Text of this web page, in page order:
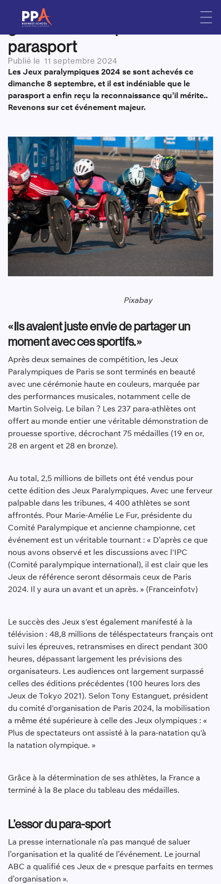
Jeux Paralympiques 2024 :
grande ferveur pour le
parasport
Publié le 11 septembre 2024
Les Jeux paralympiques 2024 se sont achevés ce
dimanche 8 septembre, et il est indéniable que le
parasport a enfin reçu la reconnaissance qu’il mérite..
Revenons sur cet événement majeur.
Pixabay
« Ils avaient juste envie de partager un
moment avec ces sportifs. »
Après deux semaines de compétition, les Jeux
Paralympiques de Paris se sont terminés en beauté
avec une cérémonie haute en couleurs, marquée par
des performances musicales, notamment celle de
Martin Solveig. Le bilan ? Les 237 para-athlètes ont
offert au monde entier une véritable démonstration de
prouesse sportive, décrochant 75 médailles (19 en or,
28 en argent et 28 en bronze).
Au total, 2,5 millions de billets ont été vendus pour
cette édition des Jeux Paralympiques. Avec une ferveur
palpable dans les tribunes, 4 400 athlètes se sont
affrontés. Pour Marie-Amélie Le Fur, présidente du
Comité Paralympique et ancienne championne, cet
événement est un véritable tournant : « D’après ce que
nous avons observé et les discussions avec l'IPC
(Comité paralympique international), il est clair que les
Jeux de référence seront désormais ceux de Paris
2024. Il y aura un avant et un après. » (Franceinfotv)
Le succès des Jeux s'est également manifesté à la
télévision : 48,8 millions de téléspectateurs français ont
suivi les épreuves, retransmises en direct pendant 300
heures, dépassant largement les prévisions des
organisateurs. Les audiences ont largement surpassé
celles des éditions précédentes (100 heures lors des
Jeux de Tokyo 2021). Selon Tony Estanguet, président
du comité d'organisation de Paris 2024, la mobilisation
a même été supérieure à celle des Jeux olympiques : «
Plus de spectateurs ont assisté à la para-natation qu'à
la natation olympique. »
Grâce à la détermination de ses athlètes, la France a
terminé à la 8e place du tableau des médailles.
L’essor du para-sport
La presse internationale n’a pas manqué de saluer
l’organisation et la qualité de l’événement. Le journal
ABC a qualifié ces Jeux de « presque parfaits en termes
d’organisation ».